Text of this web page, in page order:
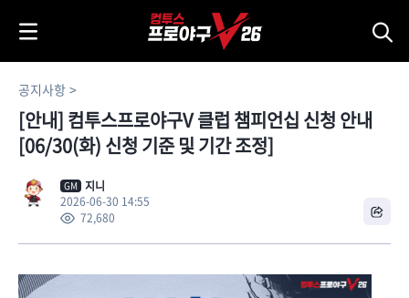
공지사항
[안내] 컴투스프로야구V 클럽 챔피언십 신청 안내
[06/30(화) 신청 기준 및 기간 조정]
GM 지니
2026-06-30 14:55
72,680